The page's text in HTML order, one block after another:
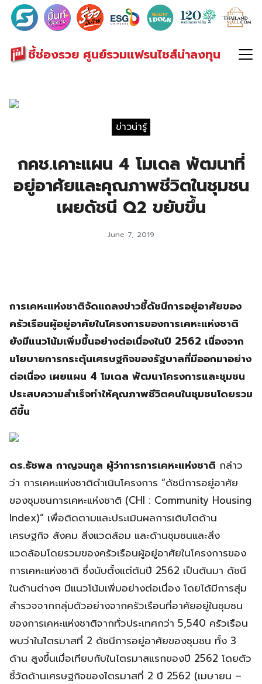
ชี้ช่องรวย ศูนย์รวมแฟรนไชส์น่าลงทุน
Search
for:
ข่าวน่ารู้
กคช.เคาะแผน 4 โมเดล พัฒนาที่
อยู่อาศัยและคุณภาพชีวิตในชุมชน
เผยดัชนี Q2 ขยับขึ้น
June 7, 2019
การเคหะแห่งชาติจัดแถลงข่าวชี้ดัชนีการอยู่อาศัยของ
ครัวเรือนผู้อยู่อาศัยในโครงการของการเคหะแห่งชาติ
ยังมีแนวโน้มเพิ่มขึ้นอย่างต่อเนื่องในปี 2562 เนื่องจาก
นโยบายการกระตุ้นเศรษฐกิจของรัฐบาลที่มีออกมาอย่าง
ต่อเนื่อง เผยแผน 4 โมเดล พัฒนาโครงการและชุมชน
ประสบความสำเร็จทำให้คุณภาพชีวิตคนในชุมชนโดยรวม
ดีขึ้น
ดร.ธัชพล กาญจนกูล ผู้ว่าการการเคหะแห่งชาติ กล่าว
ว่า การเคหะแห่งชาติดำเนินโครงการ “ดัชนีการอยู่อาศัย
ของชุมชนการเคหะแห่งชาติ (CHI : Community Housing
Index)” เพื่อติดตามและประเมินผลการเติบโตด้าน
เศรษฐกิจ สังคม สิ่งแวดล้อม และด้านชุมชนและสิ่ง
แวดล้อมโดยรวมของครัวเรือนผู้อยู่อาศัยในโครงการของ
การเคหะแห่งชาติ ซึ่งนับตั้งแต่ต้นปี 2562 เป็นต้นมา ดัชนี
ในด้านต่างๆ มีแนวโน้มเพิ่มอย่างต่อเนื่อง โดยได้มีการสุ่ม
สำรวจจากกลุ่มตัวอย่างจากครัวเรือนที่อาศัยอยู่ในชุมชน
ของการเคหะแห่งชาติจากทั่วประเทศกว่า 5,540 ครัวเรือน
พบว่าในไตรมาสที่ 2 ดัชนีการอยู่อาศัยของชุมชน ทั้ง 3
ด้าน สูงขึ้นเมื่อเทียบกับในไตรมาสแรกของปี 2562 โดยตัว
ชี้วัดด้านเศรษฐกิจของไตรมาสที่ 2 ปี 2562 (เมษายน –